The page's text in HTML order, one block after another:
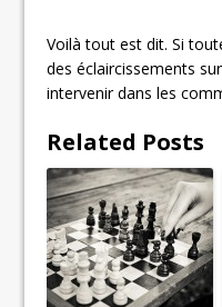
Voilà tout est dit. Si
des éclaircissements
intervenir dans les
Related Posts